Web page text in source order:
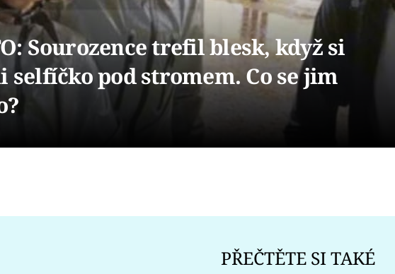
Sourozence trefil blesk, když si
selfíčko pod stromem. Co se jim
PŘEČTĚTE SI TAKÉ